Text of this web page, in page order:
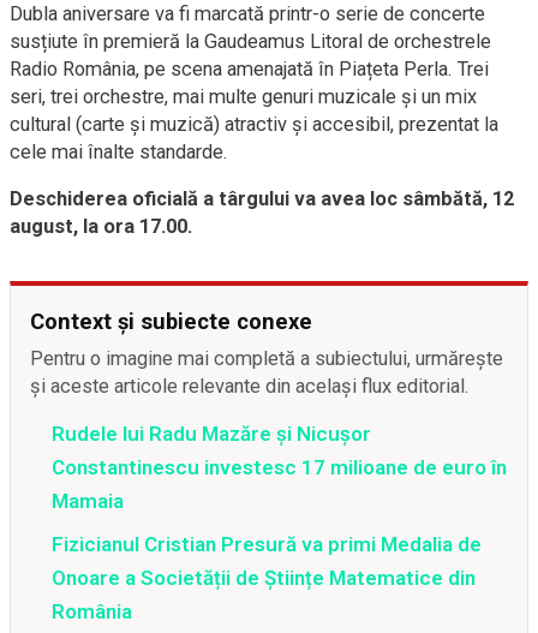
Dubla aniversare va fi marcată printr-o serie de concerte
susțiute în premieră la Gaudeamus Litoral de orchestrele
Radio România, pe scena amenajată în Piațeta Perla. Trei
seri, trei orchestre, mai multe genuri muzicale și un mix
cultural (carte și muzică) atractiv și accesibil, prezentat la
cele mai înalte standarde.
Deschiderea oficială a târgului va avea loc sâmbătă, 12
august, la ora 17.00.
Context și subiecte conexe
Pentru o imagine mai completă a subiectului, urmărește
și aceste articole relevante din același flux editorial.
Rudele lui Radu Mazăre și Nicușor
Constantinescu investesc 17 milioane de euro în
Mamaia
Fizicianul Cristian Presură va primi Medalia de
Onoare a Societății de Științe Matematice din
România